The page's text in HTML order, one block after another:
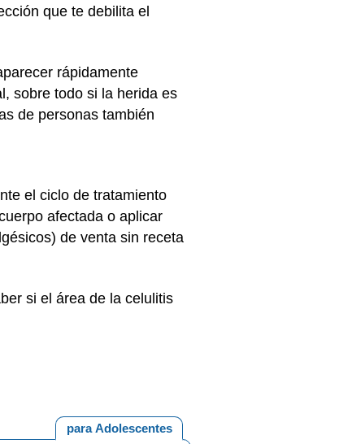
que te debilita el
rápidamente
sobre todo si la herida es
de personas también
el ciclo de tratamiento
afectada o aplicar
de venta sin receta
si el área de la celulitis
para Adolescentes